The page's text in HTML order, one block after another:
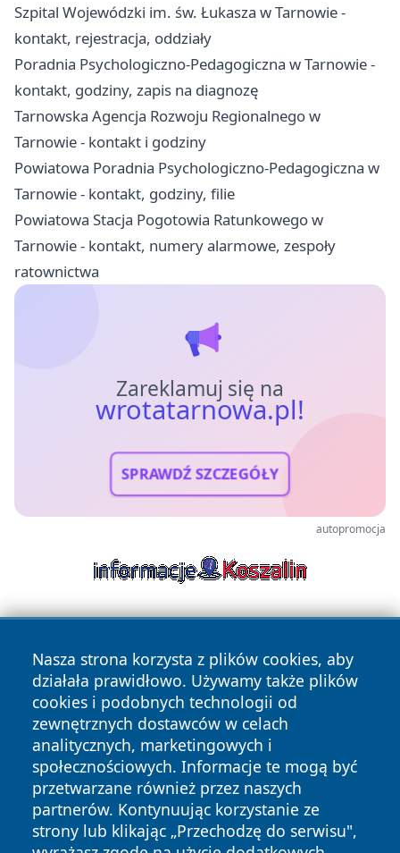
Szpital Wojewódzki im. św. Łukasza w Tarnowie -
kontakt, rejestracja, oddziały
Poradnia Psychologiczno-Pedagogiczna w Tarnowie -
kontakt, godziny, zapis na diagnozę
Tarnowska Agencja Rozwoju Regionalnego w
Tarnowie - kontakt i godziny
Powiatowa Poradnia Psychologiczno-Pedagogiczna w
Tarnowie - kontakt, godziny, filie
Powiatowa Stacja Pogotowia Ratunkowego w
Tarnowie - kontakt, numery alarmowe, zespoły
ratownictwa
Zareklamuj się na
wrotatarnowa.pl!
SPRAWDŹ SZCZEGÓŁY
autopromocja
Nasza strona korzysta z plików cookies, aby
działała prawidłowo. Używamy także plików
cookies i podobnych technologii od
zewnętrznych dostawców w celach
analitycznych, marketingowych i
społecznościowych. Informacje te mogą być
przetwarzane również przez naszych
partnerów. Kontynuując korzystanie ze
strony lub klikając „Przechodzę do serwisu",
Copyright © 2026 wrotatarnowa.pl Wszystkie prawa
zastrzeżone.
News Autorzy
Polityka
Prywatności
Polityka
Cookies